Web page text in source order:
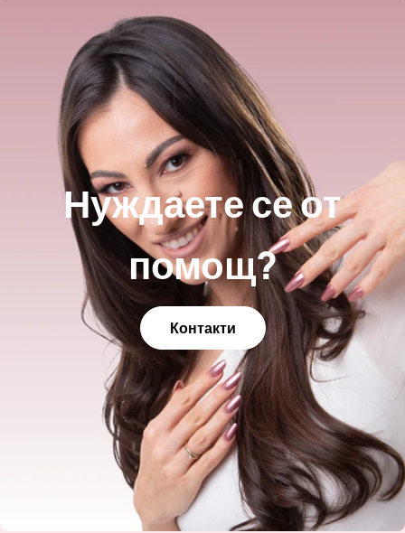
Нуждаете се от
помощ?
Контакти